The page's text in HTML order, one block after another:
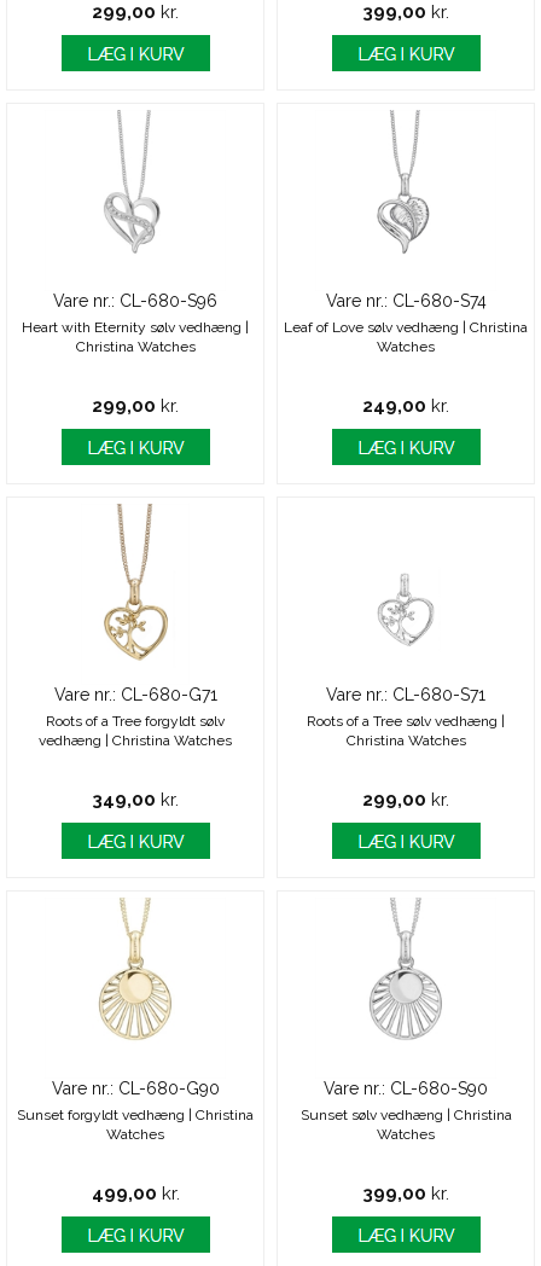
299,00 kr. 399,00 kr.
Vare nr.: CL-680-S96
Heart with Eternity sølv vedhæng |
Christina Watches
299,00 kr.
Vare nr.: CL-680-S74
Leaf of Love sølv vedhæng | Christina
Watches
249,00 kr.
Vare nr.: CL-680-G71
Roots of a Tree forgyldt sølv
vedhæng | Christina Watches
349,00 kr.
Vare nr.: CL-680-S71
Roots of a Tree sølv vedhæng |
Christina Watches
299,00 kr.
Vare nr.: CL-680-G90
Sunset forgyldt vedhæng | Christina
Watches
499,00 kr.
Vare nr.: CL-680-S90
Sunset sølv vedhæng | Christina
Watches
399,00 kr.